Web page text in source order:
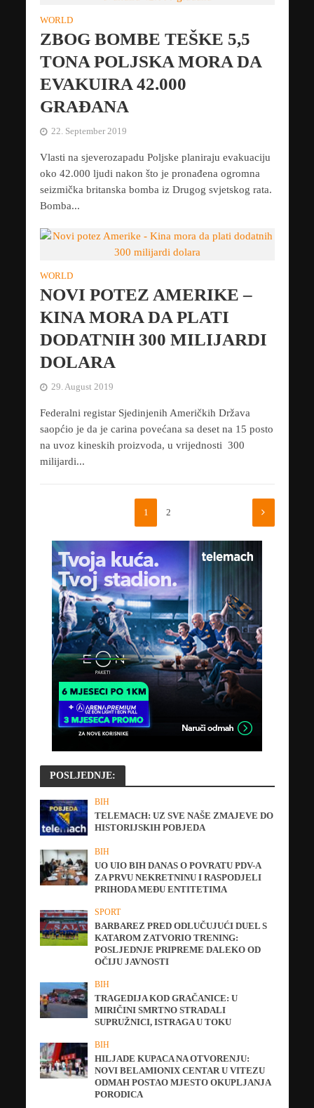
WORLD
ZBOG BOMBE TEŠKE 5,5
TONA POLJSKA MORA DA
EVAKUIRA 42.000
GRAĐANA
22. September 2019
Vlasti na sjeverozapadu Poljske planiraju evakuaciju
oko 42.000 ljudi nakon što je pronađena ogromna
seizmička britanska bomba iz Drugog svjetskog rata.
Bomba...
WORLD
NOVI POTEZ AMERIKE –
KINA MORA DA PLATI
DODATNIH 300 MILIJARDI
DOLARA
29. August 2019
Federalni registar Sjedinjenih Američkih Država
saopćio je da je carina povećana sa deset na 15 posto
na uvoz kineskih proizvoda, u vrijednosti 300
milijardi...
1 2
POSLJEDNJE:
BIH
TELEMACH: UZ SVE NAŠE ZMAJEVE DO
HISTORIJSKIH POBJEDA
BIH
UO UIO BIH DANAS O POVRATU PDV-A
ZA PRVU NEKRETNINU I RASPODJELI
PRIHODA MEĐU ENTITETIMA
SPORT
BARBAREZ PRED ODLUČUJUĆI DUEL S
KATAROM ZATVORIO TRENING:
POSLJEDNJE PRIPREME DALEKO OD
OČIJU JAVNOSTI
BIH
TRAGEDIJA KOD GRAČANICE: U
MIRIČINI SMRTNO STRADALI
SUPRUŽNICI, ISTRAGA U TOKU
BIH
HILJADE KUPACA NA OTVORENJU:
NOVI BELAMIONIX CENTAR U VITEZU
ODMAH POSTAO MJESTO OKUPLJANJA
PORODICA